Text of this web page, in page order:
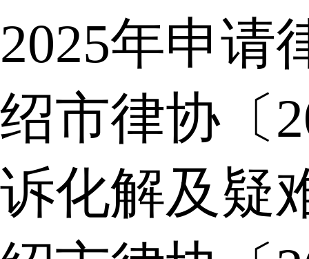
2025年申请
绍市律协〔
诉化解及疑